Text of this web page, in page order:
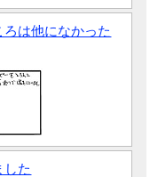
は他になかった
した